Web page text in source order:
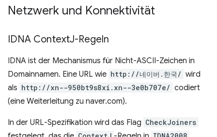
Netzwerk und Konnektivität
IDNA ContextJ-Regeln
IDNA ist der Mechanismus für Nicht-ASCII-Zeichen in
Domainnamen. Eine URL wie http://네이버.한국/ wird
als http://xn--950bt9s8xi.xn--3e0b707e/ codiert
(eine Weiterleitung zu naver.com).
In der URL-Spezifikation wird das Flag CheckJoiners